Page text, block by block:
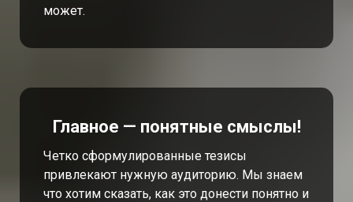
может.
Главное — понятные смыслы!
Четко сформулированные тезисы
привлекают нужную аудиторию. Мы знаем
что хотим сказать, как это донести понятно и